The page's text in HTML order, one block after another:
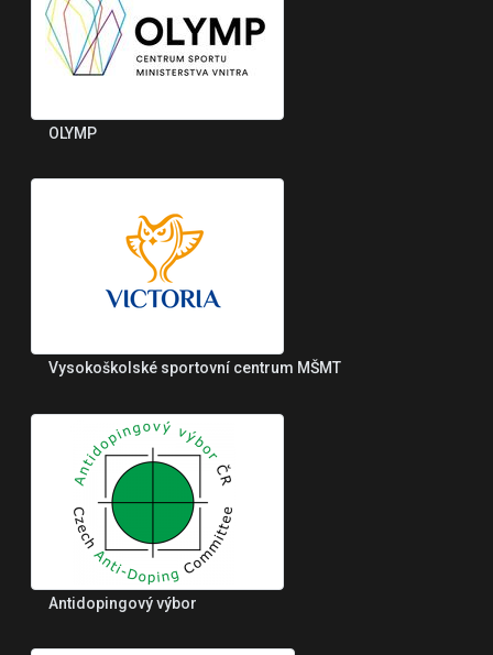
OLYMP
Vysokoškolské sportovní centrum MŠMT
Antidopingový výbor